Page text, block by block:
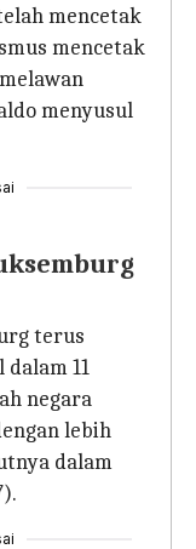
mencetak
mencetak
menyusul
terus
11
negara
lebih
dalam